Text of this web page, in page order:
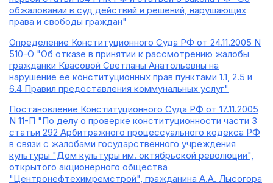
обжаловании в суд действий и решений, нарушающих
права и свободы граждан"
Определение Конституционного Суда РФ от 24.11.2005 N
510-О "Об отказе в принятии к рассмотрению жалобы
гражданки Квасовой Светланы Анатольевны на
нарушение ее конституционных прав пунктами 1.1, 2.5 и
6.4 Правил предоставления коммунальных услуг"
Постановление Конституционного Суда РФ от 17.11.2005
N 11-П "По делу о проверке конституционности части 3
статьи 292 Арбитражного процессуального кодекса РФ
в связи с жалобами государственного учреждения
культуры "Дом культуры им. октябрьской революции",
открытого акционерного общества
"Центронефтехимремстрой", гражданина А.А. Лысогора